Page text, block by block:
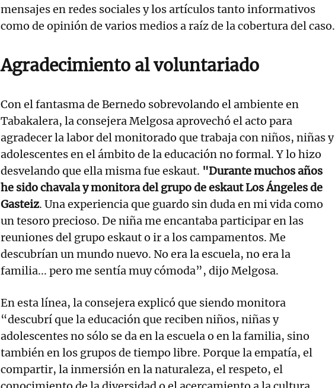
mensajes en redes sociales y los artículos tanto informativos
como de opinión de varios medios a raíz de la cobertura del caso.
Agradecimiento al voluntariado
Con el fantasma de Bernedo sobrevolando el ambiente en
Tabakalera, la consejera Melgosa aprovechó el acto para
agradecer la labor del monitorado que trabaja con niños, niñas y
adolescentes en el ámbito de la educación no formal. Y lo hizo
desvelando que ella misma fue eskaut. "Durante muchos años
he sido chavala y monitora del grupo de eskaut Los Ángeles de
Gasteiz. Una experiencia que guardo sin duda en mi vida como
un tesoro precioso. De niña me encantaba participar en las
reuniones del grupo eskaut o ir a los campamentos. Me
descubrían un mundo nuevo. No era la escuela, no era la
familia... pero me sentía muy cómoda”, dijo Melgosa.
En esta línea, la consejera explicó que siendo monitora
“descubrí que la educación que reciben niños, niñas y
adolescentes no sólo se da en la escuela o en la familia, sino
también en los grupos de tiempo libre. Porque la empatía, el
compartir, la inmersión en la naturaleza, el respeto, el